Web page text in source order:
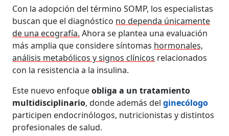
Con la adopción del término SOMP, los especialistas
buscan que el diagnóstico no dependa únicamente
de una ecografía. Ahora se plantea una evaluación
más amplia que considere síntomas hormonales,
análisis metabólicos y signos clínicos relacionados
con la resistencia a la insulina.
Este nuevo enfoqueobliga a un tratamiento
multidisciplinario, donde además delginecólogo
participen endocrinólogos, nutricionistas y distintos
profesionales de salud.